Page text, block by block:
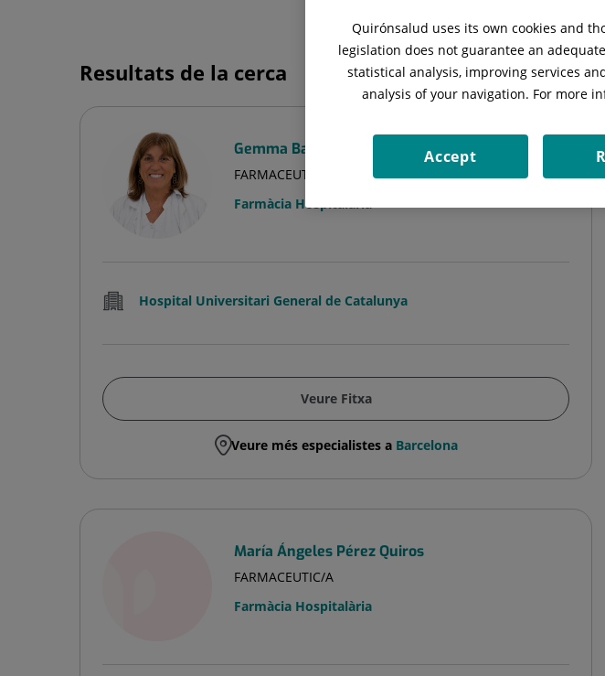
Resultats de la cerca
Gemma Baronet Jordana
FARMACEUTIC/A
Farmàcia Hospitalària
Hospital Universitari General de Catalunya
Veure Fitxa
Veure més especialistes a Barcelona
María Ángeles Pérez Quiros
FARMACEUTIC/A
Farmàcia Hospitalària
Quirónsalud uses its own cookies and
legislation does not guarantee an
statistical analysis, improving services
analysis of your navigation. For more
Accept